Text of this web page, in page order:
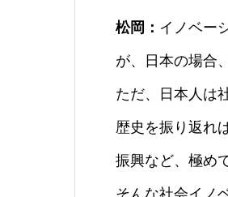
松岡： イノベー
が、日本の場合
ただ、日本人は
歴史を振り返れ
振興など、極め
そんな社会イノ